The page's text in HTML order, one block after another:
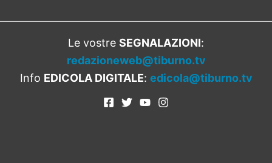
Le vostre SEGNALAZIONI:
redazioneweb@tiburno.tv
Info EDICOLA DIGITALE: edicola@tiburno.tv